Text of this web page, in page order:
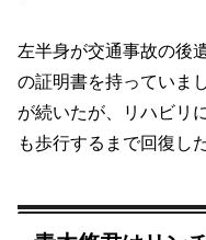
左半身が交通事故の後
の証明書を持っていま
が続いたが、リハビリ
も歩行するまで回復し